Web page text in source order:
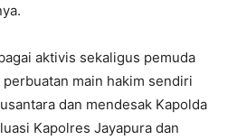
aktivis sekaligus pemuda
main hakim sendiri
dan mendesak Kapolda
Kapolres Jayapura dan